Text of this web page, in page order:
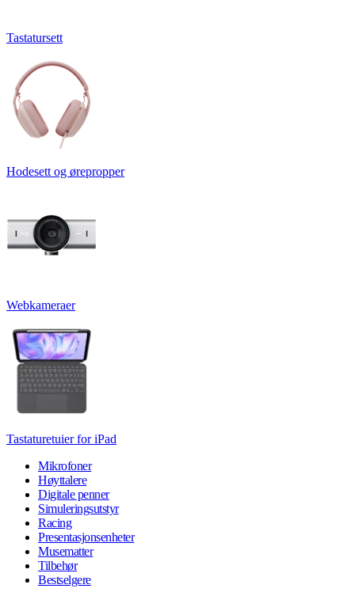
Tastatursett
Hodesett og ørepropper
Webkameraer
Tastaturetuier for iPad
Mikrofoner
Høyttalere
Digitale penner
Simuleringsutstyr
Racing
Presentasjonsenheter
Musematter
Tilbehør
Bestselgere